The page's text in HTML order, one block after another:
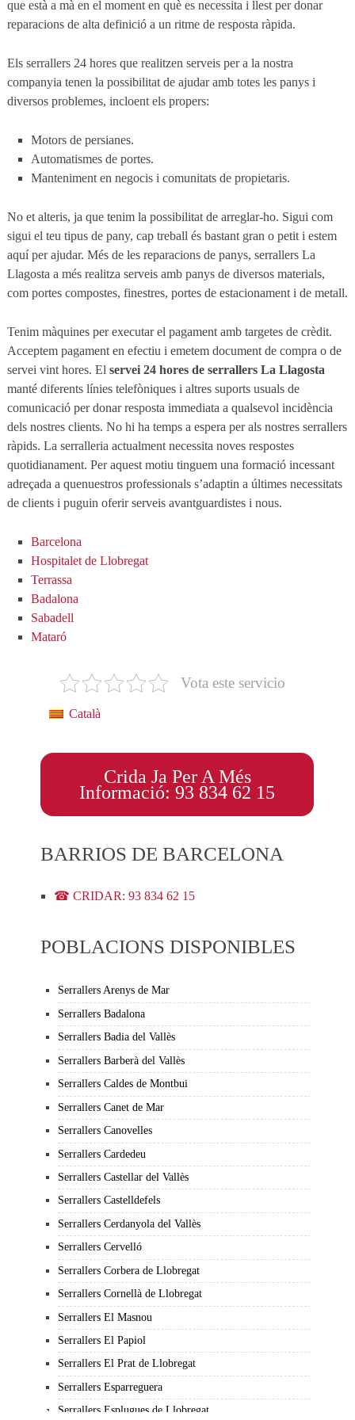
que està a mà en el moment en què es necessita i llest per donar
reparacions de alta definició a un ritme de resposta ràpida.
Els serrallers 24 hores que realitzen serveis per a la nostra
companyia tenen la possibilitat de ajudar amb totes les panys i
diversos problemes, incloent els propers:
Motors de persianes.
Automatismes de portes.
Manteniment en negocis i comunitats de propietaris.
No et alteris, ja que tenim la possibilitat de arreglar-ho. Sigui com
sigui el teu tipus de pany, cap treball és bastant gran o petit i estem
aquí per ajudar. Més de les reparacions de panys, serrallers La
Llagosta a més realitza serveis amb panys de diversos materials,
com portes compostes, finestres, portes de estacionament i de metall.
Tenim màquines per executar el pagament amb targetes de crèdit.
Acceptem pagament en efectiu i emetem document de compra o de
servei vint hores. El servei 24 hores de serrallers La Llagosta
manté diferents línies telefòniques i altres suports usuals de
comunicació per donar resposta immediata a qualsevol incidència
dels nostres clients. No hi ha temps a espera per als nostres serrallers
ràpids. La serralleria actualment necessita noves respostes
quotidianament. Per aquest motiu tinguem una formació incessant
adreçada a quenuestros professionals s’adaptin a últimes necessitats
de clients i puguin oferir serveis avantguardistes i nous.
Barcelona
Hospitalet de Llobregat
Terrassa
Badalona
Sabadell
Mataró
Vota este servicio
Català
Crida Ja Per A Més
Informació: 93 834 62 15
BARRIOS DE BARCELONA
☎ CRIDAR: 93 834 62 15
POBLACIONS DISPONIBLES
Serrallers Arenys de Mar
Serrallers Badalona
Serrallers Badia del Vallès
Serrallers Barberà del Vallès
Serrallers Caldes de Montbui
Serrallers Canet de Mar
Serrallers Canovelles
Serrallers Cardedeu
Serrallers Castellar del Vallès
Serrallers Castelldefels
Serrallers Cerdanyola del Vallès
Serrallers Cervelló
Serrallers Corbera de Llobregat
Serrallers Cornellà de Llobregat
Serrallers El Masnou
Serrallers El Papiol
Serrallers El Prat de Llobregat
Serrallers Esparreguera
Serrallers Esplugues de Llobregat